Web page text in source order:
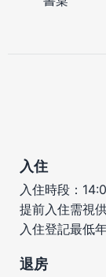
入住
入住時段：
提前入住需視
入住登記最低
退房